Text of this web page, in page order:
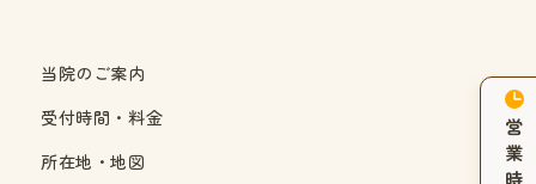
営
業
時
当院のご案内
受付時間・料金
所在地・地図